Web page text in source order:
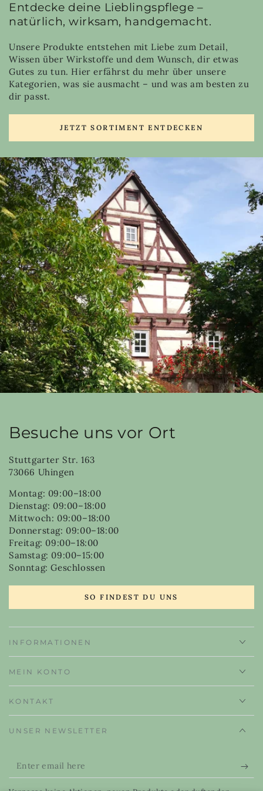
Entdecke deine Lieblingspflege –
natürlich, wirksam, handgemacht.
Unsere Produkte entstehen mit Liebe zum Detail,
Wissen über Wirkstoffe und dem Wunsch, dir etwas
Gutes zu tun. Hier erfährst du mehr über unsere
Kategorien, was sie ausmacht – und was am besten zu
dir passt.
JETZT SORTIMENT ENTDECKEN
Besuche uns vor Ort
Stuttgarter Str. 163
73066 Uhingen
Montag: 09:00–18:00
Dienstag: 09:00–18:00
Mittwoch: 09:00–18:00
Donnerstag: 09:00–18:00
Freitag: 09:00–18:00
Samstag: 09:00–15:00
Sonntag: Geschlossen
SO FINDEST DU UNS
INFORMATIONEN
MEIN KONTO
KONTAKT
UNSER NEWSLETTER
Enter
email